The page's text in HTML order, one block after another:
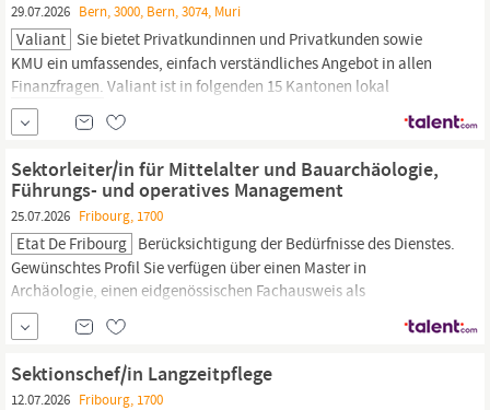
29.07.2026 Bern, 3000, Bern, 3074, Muri
Valiant Sie bietet Privatkundinnen und Privatkunden sowie
KMU ein umfassendes, einfach verständliches Angebot in allen
Finanzfragen. Valiant ist in folgenden 15 Kantonen lokal
verankert: Aargau, Basel-Landschaft, Basel-Stadt, Bern,
Jura, Luzern, Neuenburg, Schaffhausen, Solothurn, St. Gallen,
Thurgau, Waadt, Zug und Zürich.
Sektorleiter/in für Mittelalter und Bauarchäologie,
Führungs- und operatives Management
25.07.2026 Fribourg, 1700
Etat De Fribourg Berücksichtigung der Bedürfnisse des Dienstes.
Gewünschtes Profil Sie verfügen über einen Master in
Archäologie, einen eidgenössischen Fachausweis als
Grabungstechniker/in oder eine als gleichwertig anerkannte
Ausbildung. Sie erfassen rasch die Herausforderungen der
Bewahrung des archäologischen Erbes aus dem Mittelalter und
des baulichen Kulturerbes des Kantons
Sektionschef/in Langzeitpflege
12.07.2026 Fribourg, 1700